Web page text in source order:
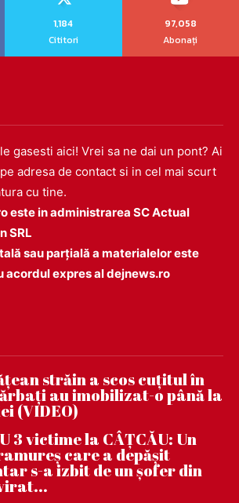
1,184
Cititori
97,058
Abonați
gasesti aici! Vrei sa ne dai un pont? Ai
adresa de contact si in cel mai scurt
cu tine.
este in administrarea SC Actual
SRL
sau parțială a materialelor este
acordul expres al dejnews.ro
străin a scos cuțitul în
au imobilizat-o până la
(VIDEO)
3 victime la CÂȚCĂU: Un
care a depășit
s-a izbit de un șofer din